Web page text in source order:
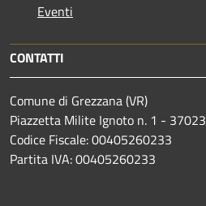
Eventi
CONTATTI
Comune di Grezzana (VR)
Piazzetta Milite Ignoto n. 1 - 37023
Codice Fiscale: 00405260233
Partita IVA: 00405260233